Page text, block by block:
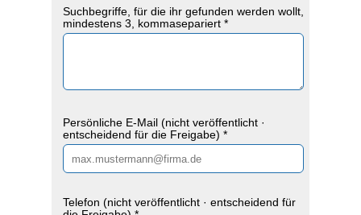
Suchbegriffe, für die ihr gefunden werden wollt,
mindestens 3, kommasepariert *
Persönliche E-Mail (nicht veröffentlicht ·
entscheidend für die Freigabe) *
Telefon (nicht veröffentlicht · entscheidend für